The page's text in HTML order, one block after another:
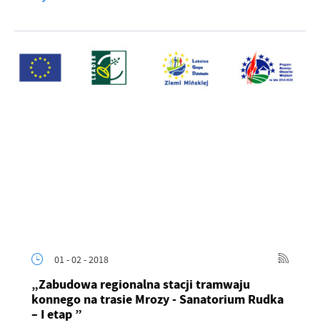
01 - 02 - 2018
„Zabudowa regionalna stacji tramwaju
konnego na trasie Mrozy - Sanatorium Rudka
– I etap ”